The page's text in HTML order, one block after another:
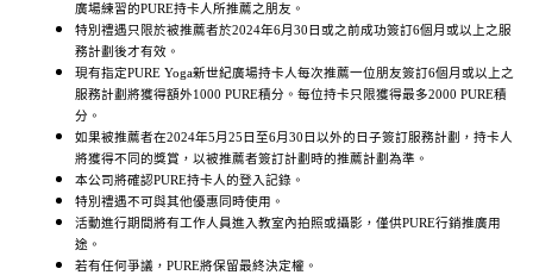
廣場練習的PURE持卡人所推薦之朋友。
特別禮遇只限於被推薦者於2024年6月30日或之前成功簽訂6個月或以上之服
務計劃後才有效。
現有指定PURE Yoga新世紀廣場持卡人每次推薦一位朋友簽訂6個月或以上之
服務計劃將獲得額外1000 PURE積分。每位持卡只限獲得最多2000 PURE積
分。
如果被推薦者在2024年5月25日至6月30日以外的日子簽訂服務計劃，持卡人
將獲得不同的獎賞，以被推薦者簽訂計劃時的推薦計劃為準。
本公司將確認PURE持卡人的登入記錄。
特別禮遇不可與其他優惠同時使用。
活動進行期間將有工作人員進入教室內拍照或攝影，僅供PURE行銷推廣用
途。
若有任何爭議，PURE將保留最終決定權。